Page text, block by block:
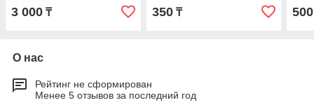
3 000 ₸ 350₸ 500
О нас
Рейтинг не сформирован
Менее 5 отзывов за последний год